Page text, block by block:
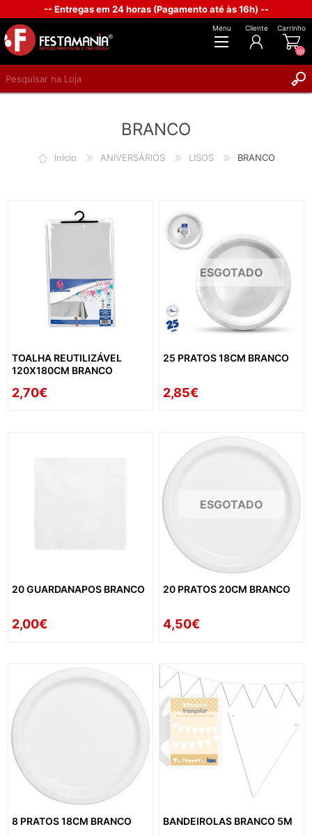
-- Entregas em 24 horas (Pagamento até às 16h) --
Menu Cliente Carrinho
(0)
BRANCO
Início ANIVERSÁRIOS LISOS BRANCO
TOALHA REUTILIZÁVEL
120X180CM BRANCO
2,70€
ESGOTADO
25 PRATOS 18CM BRANCO
2,85€
20 GUARDANAPOS BRANCO
2,00€
ESGOTADO
20 PRATOS 20CM BRANCO
4,50€
8 PRATOS 18CM BRANCO BANDEIROLAS BRANCO 5M